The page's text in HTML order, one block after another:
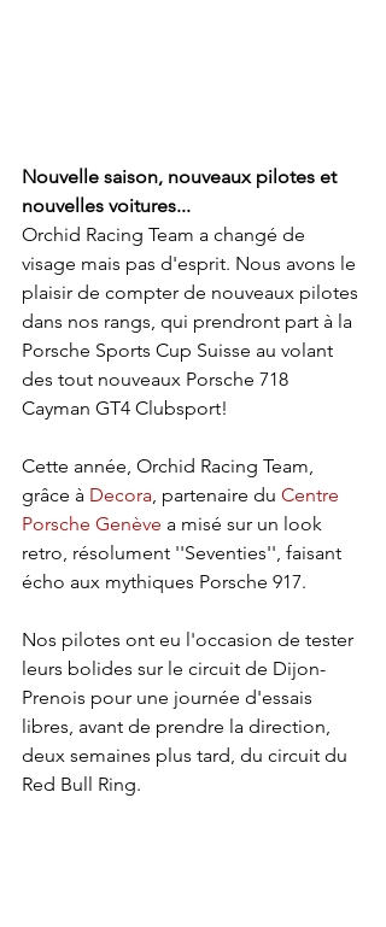
Nouvelle saison, nouveaux pilotes et
nouvelles voitures...
Orchid Racing Team a changé de
visage mais pas d'esprit. Nous avons le
plaisir de compter de nouveaux pilotes
dans nos rangs, qui prendront part à la
Porsche Sports Cup Suisse au volant
des tout nouveaux Porsche 718
Cayman GT4 Clubsport!
Cette année, Orchid Racing Team,
grâce à Decora, partenaire du Centre
Porsche Genève a misé sur un look
retro, résolument ''Seventies'', faisant
écho aux mythiques Porsche 917.
Nos pilotes ont eu l'occasion de tester
leurs bolides sur le circuit de Dijon-
Prenois pour une journée d'essais
libres, avant de prendre la direction,
deux semaines plus tard, du circuit du
Red Bull Ring.